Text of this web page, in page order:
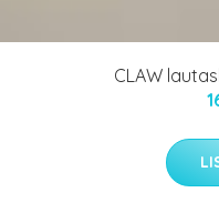
CLAW